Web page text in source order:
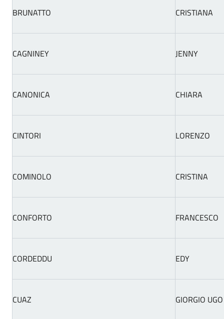
BRUNATTO CRISTIANA
CAGNINEY JENNY
CANONICA CHIARA
CINTORI LORENZO
COMINOLO CRISTINA
CONFORTO FRANCESCO
CORDEDDU EDY
CUAZ GIORGIO